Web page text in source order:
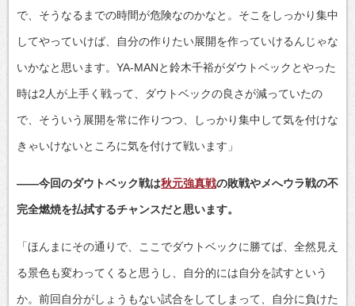
で、そうなるまでの時間が危険なのかなと。そこをしっかり集中
してやっていけば、自分の作りたい展開を作っていけるんじゃな
いかなと思います。YA-MANと鈴木千裕がダウトベックとやった
時は2人が上手く戦って、ダウトベックの良さが減っていたの
で、そういう展開を常に作りつつ、しっかり集中して気を付けな
きゃいけないところに気を付けて戦います」
――今回のダウトベック戦は秋元強真戦の敗戦やメへウラ戦の不
完全燃焼を払拭するチャンスだと思います。
「ほんまにその通りで、ここでダウトベックに勝てば、全然見え
る景色も変わってくると思うし、自分的には自分を試すという
か。前回自分がしょうもない試合をしてしまって、自分に負けた